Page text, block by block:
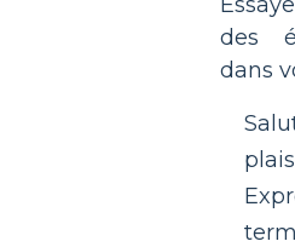
des
dans